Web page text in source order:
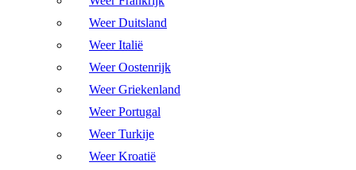
Weer Duitsland
Weer Italië
Weer Oostenrijk
Weer Griekenland
Weer Portugal
Weer Turkije
Weer Kroatië